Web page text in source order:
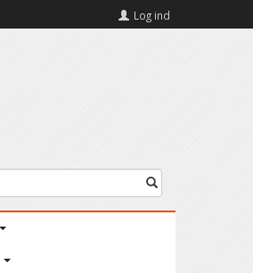
Log ind